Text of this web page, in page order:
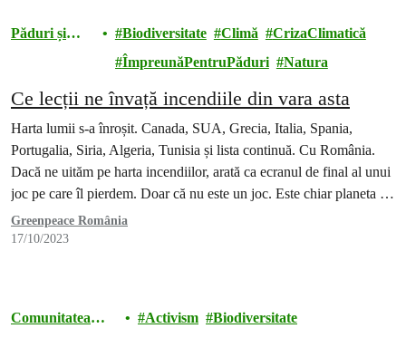
Păduri și
Biodiversitate Climă
CrizaClimatică
ÎmpreunăPentruPăduri
Natura
Ce lecții ne învață incendiile din vara asta
Harta lumii s-a înroșit. Canada, SUA, Grecia, Italia, Spania,
Portugalia, Siria, Algeria, Tunisia și lista continuă. Cu România.
Dacă ne uităm pe harta incendiilor, arată ca ecranul de final al unui
joc pe care îl pierdem. Doar că nu este un joc. Este chiar planeta pe
care locuim și trăim cu toții.
Greenpeace România
17/10/2023
Comunitatea
Activism
Biodiversitate